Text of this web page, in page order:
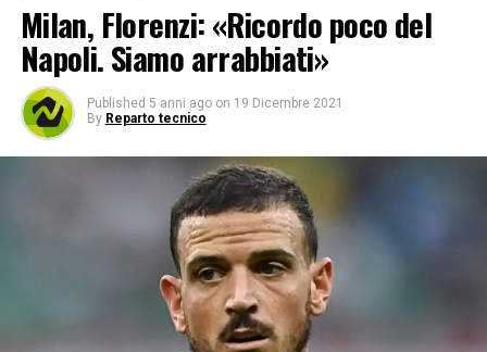
Milan, Florenzi: «Ricordo poco del
Napoli. Siamo arrabbiati»
Published 5 anni ago on 19 Dicembre 2021
By Reparto tecnico